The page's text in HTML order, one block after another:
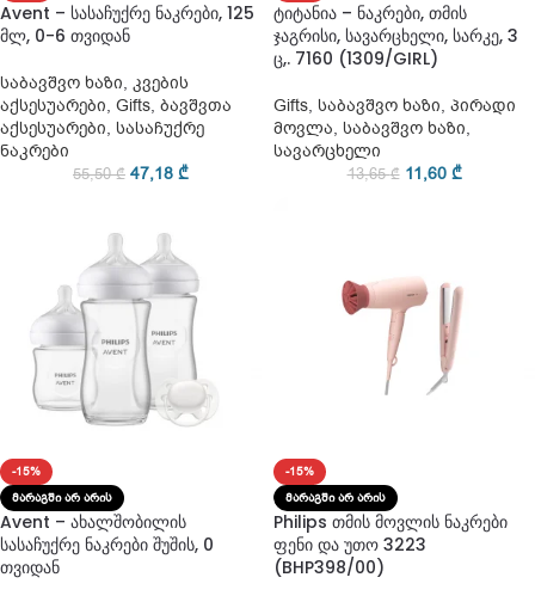
Avent – სასაჩუქრე ნაკრები, 125
მლ, 0-6 თვიდან
საბავშვო ხაზი, კვების
აქსესუარები, Gifts, ბავშვთა
აქსესუარები, სასაჩუქრე
ნაკრები
55,50₾ 47,18 ₾
ტიტანია – ნაკრები, თმის
ჯაგრისი, სავარცხელი, სარკე, 3
ც,. 7160 (1309/GIRL)
Gifts, საბავშვო ხაზი, პირადი
მოვლა, საბავშვო ხაზი,
სავარცხელი
13,65₾ 11,60 ₾
-15%
ᲛᲐᲠᲐᲒᲨᲘ ᲐᲠ ᲐᲠᲘᲡ
Avent – ახალშობილის
სასაჩუქრე ნაკრები შუშის, 0
თვიდან
-15%
ᲛᲐᲠᲐᲒᲨᲘ ᲐᲠ ᲐᲠᲘᲡ
Philips თმის მოვლის ნაკრები
ფენი და უთო 3223
(BHP398/00)